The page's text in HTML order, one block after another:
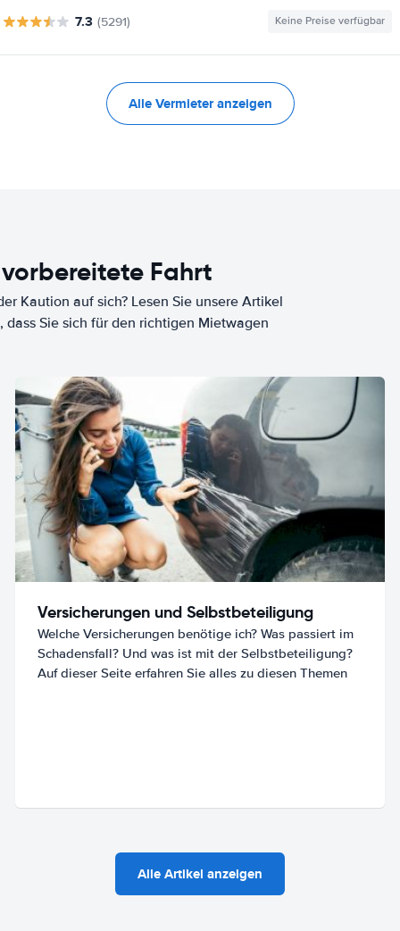
7.3 (5291) Keine Preise verfügbar
Alle Vermieter anzeigen
Fahrt
Kaution auf sich? Lesen Sie unsere Artikel
Sie sich für den richtigen Mietwagen
Versicherungen und Selbstbeteiligung
Welche Versicherungen benötige ich? Was passiert im
Schadensfall? Und was ist mit der Selbstbeteiligung?
Auf dieser Seite erfahren Sie alles zu diesen Themen
Alle Artikel anzeigen